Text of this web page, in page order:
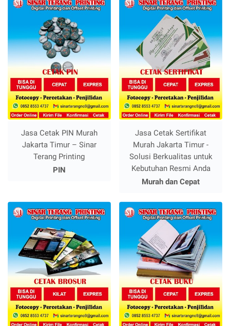
Jasa Cetak PIN Murah
Jakarta Timur – Sinar
Terang Printing
PIN
Jasa Cetak Sertifikat
Murah Jakarta Timur -
Solusi Berkualitas untuk
Kebutuhan Resmi Anda
Murah dan Cepat